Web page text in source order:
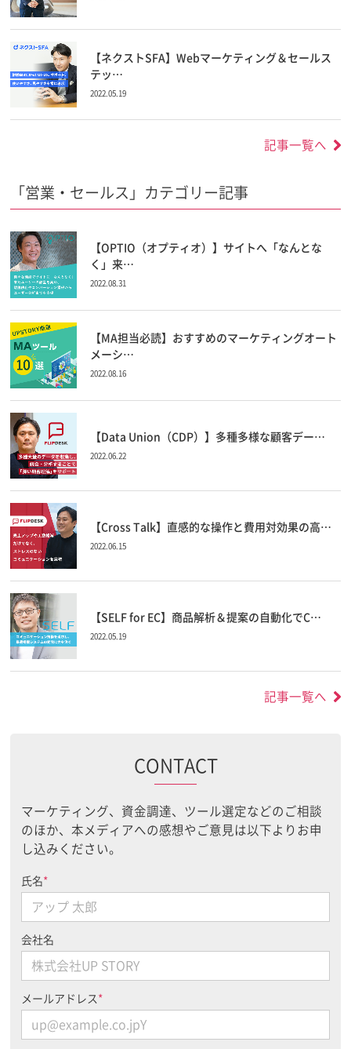
【ネクストSFA】Webマーケティング＆セールス
テッ…
2022.05.19
記事一覧へ
「営業・セールス」カテゴリー記事
【OPTIO（オプティオ）】サイトへ「なんとな
く」来…
2022.08.31
【MA担当必読】おすすめのマーケティングオート
メーシ…
2022.08.16
【Data Union（CDP）】多種多様な顧客デー…
2022.06.22
【Cross Talk】直感的な操作と費用対効果の高…
2022.06.15
【SELF for EC】商品解析＆提案の自動化でC…
2022.05.19
記事一覧へ
CONTACT
マーケティング、資金調達、ツール選定などのご相談
のほか、本メディアへの感想やご意見は以下よりお申
し込みください。
氏名*
会社名
メールアドレス *